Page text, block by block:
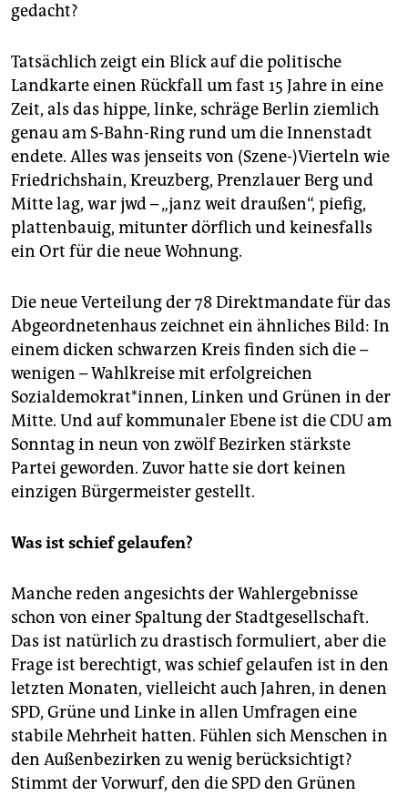
gedacht?
Tatsächlich zeigt ein Blick auf die politische
Landkarte einen Rückfall um fast 15 Jahre in eine
Zeit, als das hippe, linke, schräge Berlin ziemlich
genau am S-Bahn-Ring rund um die Innenstadt
endete. Alles was jenseits von (Szene-)Vierteln wie
Friedrichshain, Kreuzberg, Prenzlauer Berg und
Mitte lag, war jwd – „janz weit draußen“, piefig,
plattenbauig, mitunter dörflich und keinesfalls
ein Ort für die neue Wohnung.
Die neue Verteilung der 78 Direktmandate für das
Abgeordnetenhaus zeichnet ein ähnliches Bild: In
einem dicken schwarzen Kreis finden sich die –
wenigen – Wahlkreise mit erfolgreichen
Sozialdemokrat*innen, Linken und Grünen in der
Mitte. Und auf kommunaler Ebene ist die CDU am
Sonntag in neun von zwölf Bezirken stärkste
Partei geworden. Zuvor hatte sie dort keinen
einzigen Bürgermeister gestellt.
Was ist schief gelaufen?
Manche reden angesichts der Wahlergebnisse
schon von einer Spaltung der Stadtgesellschaft.
Das ist natürlich zu drastisch formuliert, aber die
Frage ist berechtigt, was schief gelaufen ist in den
letzten Monaten, vielleicht auch Jahren, in denen
SPD, Grüne und Linke in allen Umfragen eine
stabile Mehrheit hatten. Fühlen sich Menschen in
den Außenbezirken zu wenig berücksichtigt?
Stimmt der Vorwurf, den die SPD den Grünen